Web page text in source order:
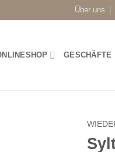
Über uns
GESCHÄFTE